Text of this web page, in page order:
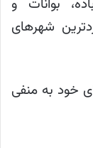
آباده، بوانات و
۱۰ درجه سردترین شهرهای
خود به منفی